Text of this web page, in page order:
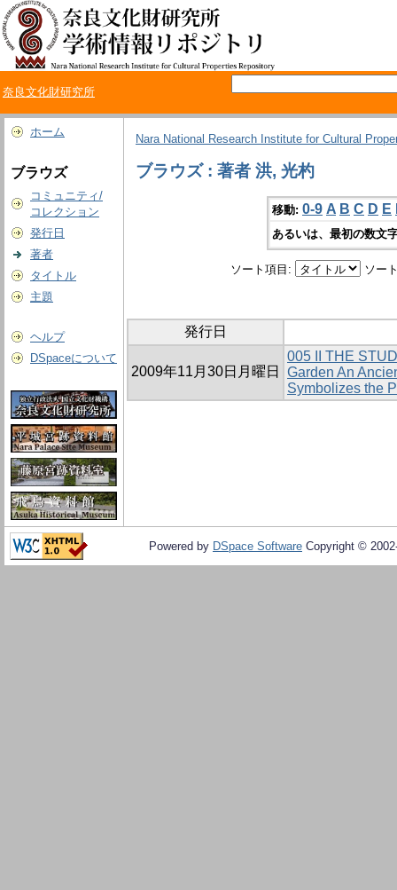
奈良文化財研究所
ホーム
ブラウズ
コミュニティ/
コレクション
発行日
著者
タイトル
主題
ヘルプ
DSpaceについて
Nara National Research Institute for Cultural
ブラウズ : 著者 洪, 光杓
移動: 0-9 A B C D E
あるいは、最初の数文
ソート項目: ソー
発行日
2009年11月30日月曜日
005 II THE
Garden An
Symbolizes the
Powered by DSpace Software Copyright ©